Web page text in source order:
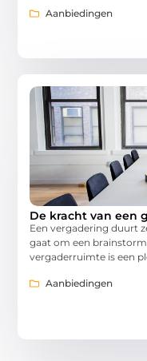
Aanbiedingen
De kracht van een
Een vergadering duurt
gaat om een
vergaderruimte is een
Aanbiedingen